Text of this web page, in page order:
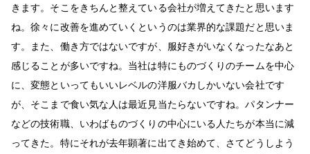
きます。そこをきちんと整えている会社が増えてきたと思います
ね。徐々に改善を進めていくというのは業界的な課題だと思いま
す。また、働き方ではないですが、服好きがいなくなったなあと
感じることが多いですね。当社は特にものづくりのチームを中心
に、変態といってもいいレベルの洋服バカしかいない会社です
が、そこまで食い気な人は最近見当たらないですね。パタンナー
などの技術職、いわばものづくりの中心にいる人たちが本当に減
ってきた。特にそれが去年顕著に出てき始めて、さてどうしよう